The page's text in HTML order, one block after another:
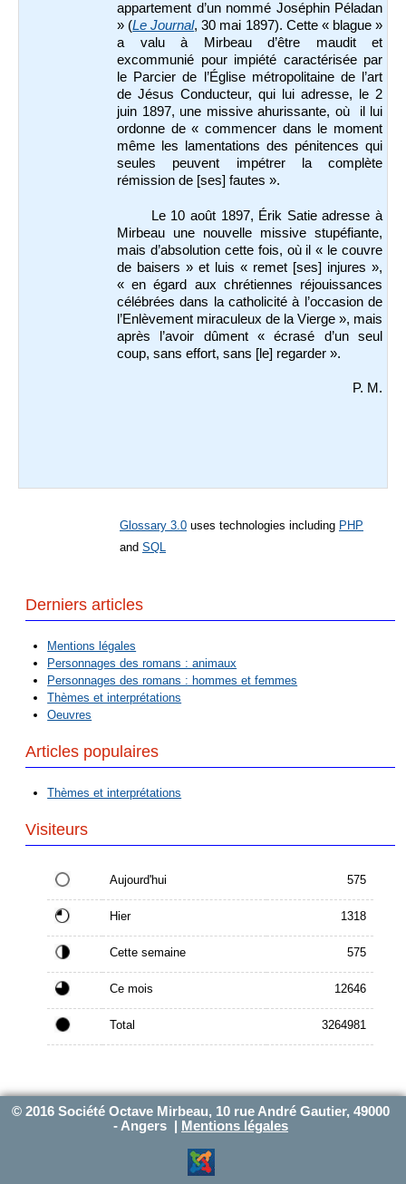
appartement d’un nommé Joséphin Péladan
» (Le Journal, 30 mai 1897). Cette « blague »
a valu à Mirbeau d’être maudit et
excommunié pour impiété caractérisée par
le Parcier de l’Église métropolitaine de l’art
de Jésus Conducteur, qui lui adresse, le 2
juin 1897, une missive ahurissante, où il lui
ordonne de « commencer dans le moment
même les lamentations des pénitences qui
seules peuvent impétrer la complète
rémission de [ses] fautes ».
Le 10 août 1897, Érik Satie adresse à
Mirbeau une nouvelle missive stupéfiante,
mais d’absolution cette fois, où il « le couvre
de baisers » et luis « remet [ses] injures »,
« en égard aux chrétiennes réjouissances
célébrées dans la catholicité à l’occasion de
l’Enlèvement miraculeux de la Vierge », mais
après l’avoir dûment « écrasé d’un seul
coup, sans effort, sans [le] regarder ».
P. M.
Glossary 3.0 uses technologies including PHP
and SQL
Derniers articles
Mentions légales
Personnages des romans : animaux
Personnages des romans : hommes et femmes
Thèmes et interprétations
Oeuvres
Articles populaires
Thèmes et interprétations
Visiteurs
Aujourd'hui 575
Hier 1318
Cette semaine 575
Ce mois 12646
Total 3264981
© 2016 Société Octave Mirbeau, 10 rue André Gautier, 49000
- Angers |
Mentions légales